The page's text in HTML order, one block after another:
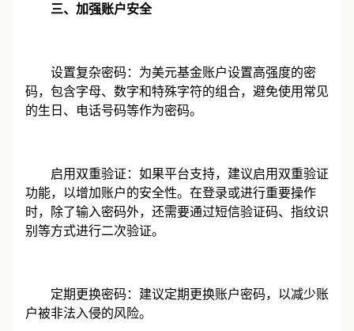
三、加强账户安全
设置复杂密码：为美元基金账户设置高强度的密
码，包含字母、数字和特殊字符的组合，避免使用常见
的生日、电话号码等作为密码。
启用双重验证：如果平台支持，建议启用双重验证
功能，以增加账户的安全性。在登录或进行重要操作
时，除了输入密码外，还需要通过短信验证码、指纹识
别等方式进行二次验证。
定期更换密码：建议定期更换账户密码，以减少账
户被非法入侵的风险。